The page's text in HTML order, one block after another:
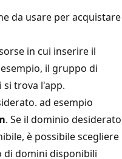
da usare per acquistare
in cui inserire il
il gruppo di
si trova l'app.
ad esempio
. Se il dominio desiderato
è possibile scegliere
di domini disponibili